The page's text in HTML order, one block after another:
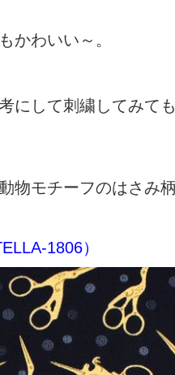
かわいい～。
にして刺繍してみて
物モチーフのはさみ
1806）